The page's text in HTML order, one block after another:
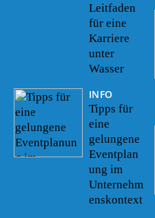
Leitfaden
für eine
Karriere
unter
Wasser
INFO
Tipps für
eine
gelungene
Eventplan
ung im
Unternehm
enskontext